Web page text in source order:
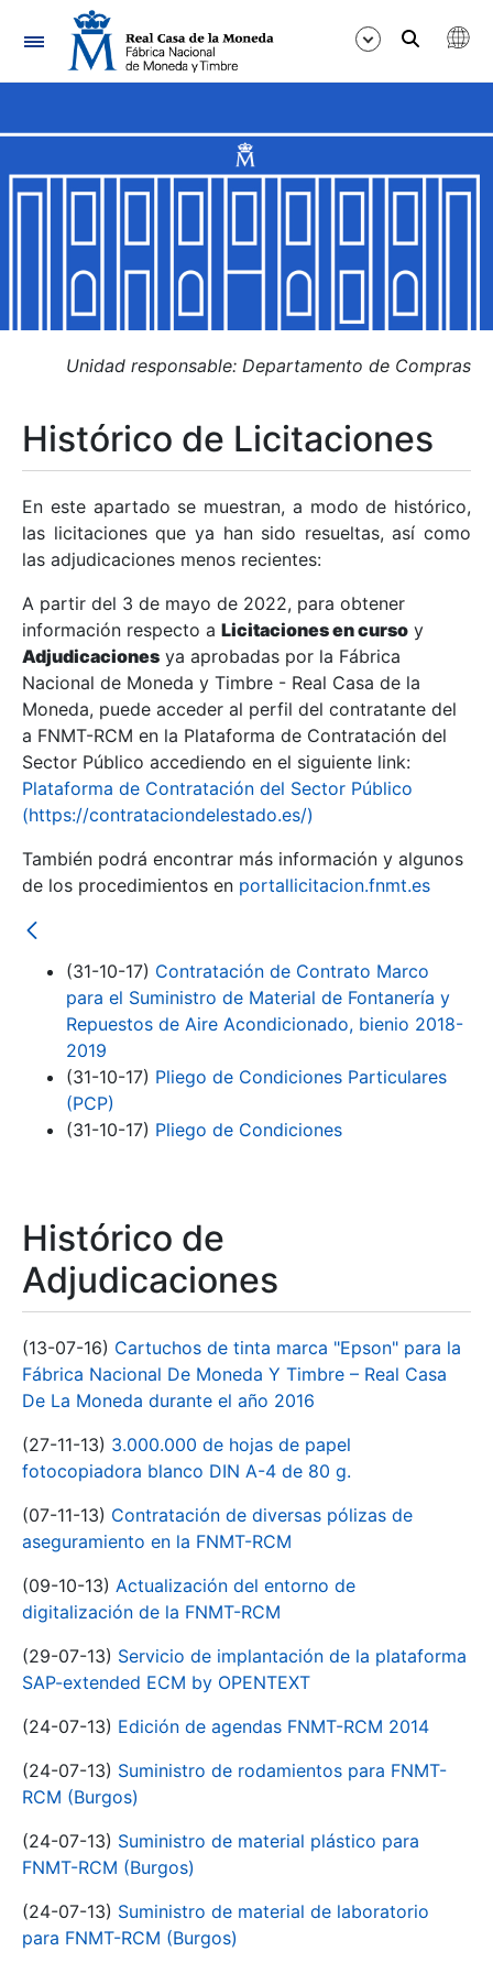
Navegación
Mostrar/Ocultar
Mostrar/Ocultar
Mostrar/Ocultar
Mostrar/Ocultar
Mostrar/Ocultar
Mostrar/Ocultar
Unidad responsable: Departamento de Compras
Histórico de Licitaciones
En este apartado se muestran, a modo de histórico,
las licitaciones que ya han sido resueltas, así como
las adjudicaciones menos recientes:
A partir del 3 de mayo de 2022, para obtener
información respecto a Licitaciones en curso y
Adjudicaciones ya aprobadas por la Fábrica
Nacional de Moneda y Timbre - Real Casa de la
Moneda, puede acceder al perfil del contratante del
a FNMT-RCM en la Plataforma de Contratación del
Sector Público accediendo en el siguiente link:
Plataforma de Contratación del Sector Público
(https://contrataciondelestado.es/)
También podrá encontrar más información y algunos
de los procedimientos en portallicitacion.fnmt.es
(31-10-17) Contratación de Contrato Marco
para el Suministro de Material de Fontanería y
Repuestos de Aire Acondicionado, bienio 2018-
2019
(31-10-17) Pliego de Condiciones Particulares
(PCP)
(31-10-17) Pliego de Condiciones
Histórico de
Adjudicaciones
(13-07-16) Cartuchos de tinta marca "Epson" para la
Fábrica Nacional De Moneda Y Timbre – Real Casa
De La Moneda durante el año 2016
(27-11-13) 3.000.000 de hojas de papel
fotocopiadora blanco DIN A-4 de 80 g.
(07-11-13) Contratación de diversas pólizas de
aseguramiento en la FNMT-RCM
(09-10-13) Actualización del entorno de
digitalización de la FNMT-RCM
(29-07-13) Servicio de implantación de la plataforma
SAP-extended ECM by OPENTEXT
(24-07-13) Edición de agendas FNMT-RCM 2014
(24-07-13) Suministro de rodamientos para FNMT-
RCM (Burgos)
(24-07-13) Suministro de material plástico para
FNMT-RCM (Burgos)
(24-07-13) Suministro de material de laboratorio
para FNMT-RCM (Burgos)